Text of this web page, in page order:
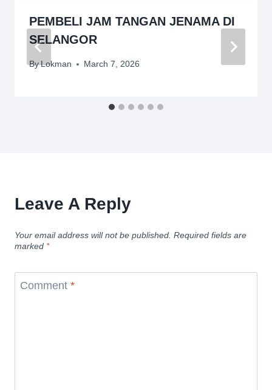
PEMBELI JAM TANGAN JENAMA DI
SELANGOR
ByLokman March 7, 2026
Leave A Reply
Your email address will not be published. Required fields are
marked *
Comment *